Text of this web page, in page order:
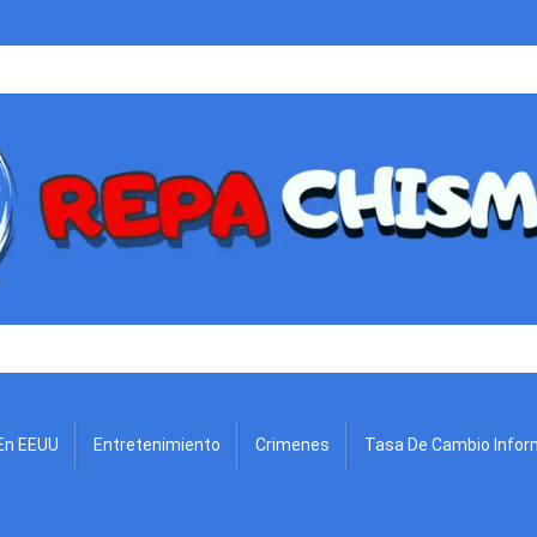
EEUU Entretenimiento Crimenes Tasa De Cambio